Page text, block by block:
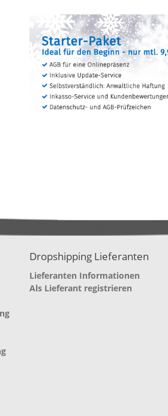
Dropshipping Lieferanten
Lieferanten Informationen
Als Lieferant registrieren